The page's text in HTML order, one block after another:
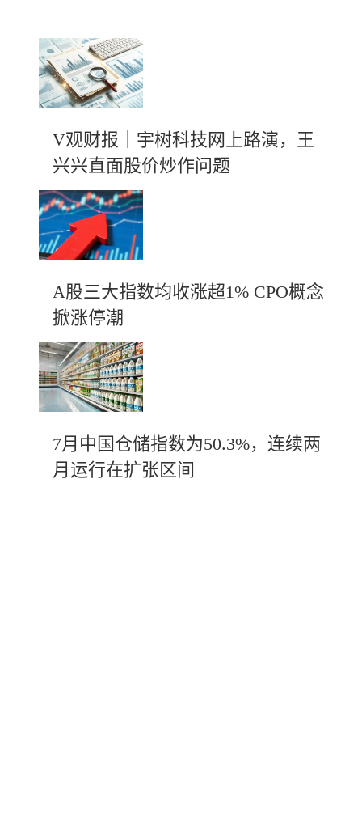
V观财报｜宇树科技网上路演，王
兴兴直面股价炒作问题
A股三大指数均收涨超1% CPO概念
掀涨停潮
7月中国仓储指数为50.3%，连续两
月运行在扩张区间